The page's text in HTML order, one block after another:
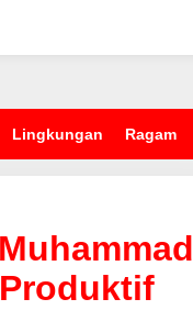
Lingkungan Ragam